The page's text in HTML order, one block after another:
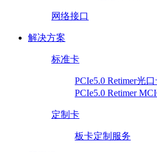
网络接口
解决方案
标准卡
PCIe5.0 Retimer光
PCIe5.0 Retimer
定制卡
板卡定制服务